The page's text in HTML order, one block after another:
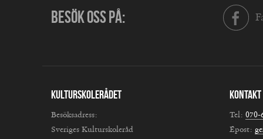
BESÖK OSS PÅ:
Kulturskolerådet
Besöksadress:
Sveriges Kulturskoleråd
Kontakt
Tel: 070-
Epost: